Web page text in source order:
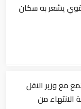
قوي يشعر به سكان
مع وزير النقل
الانتهاء من